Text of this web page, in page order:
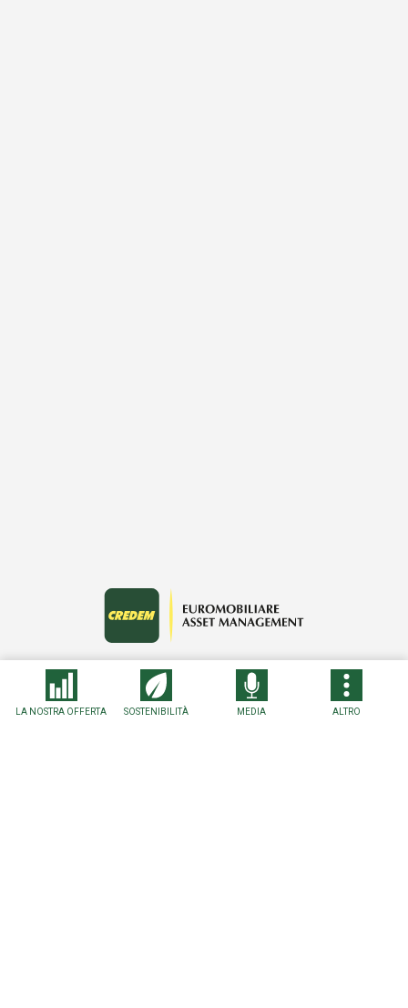
LA NOSTRA OFFERTA SOSTENIBILITÀ MEDIA ALTRO